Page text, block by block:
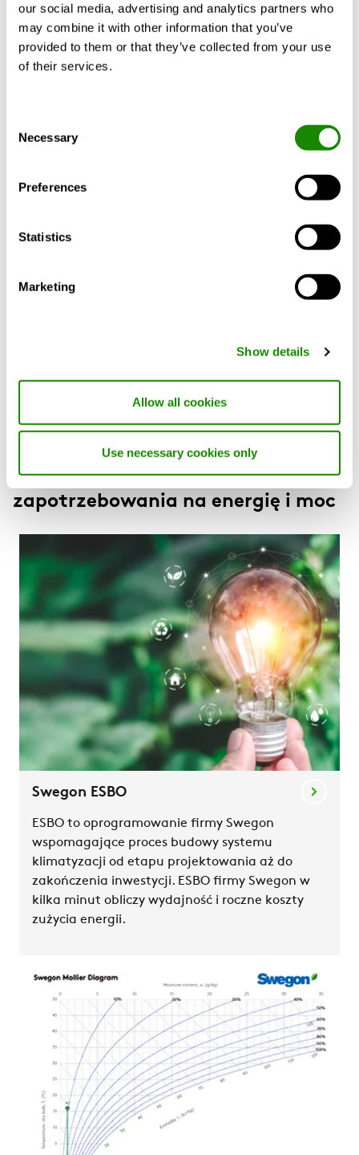
our social media, advertising and analytics partners who
may combine it with other information that you’ve
provided to them or that they’ve collected from your use
of their services.
Selection
Necessary
Preferences
Statistics
Marketing
Show details
Allow all cookies
Use necessary cookies only
Narzędzie do doboru elementów wyposażenia
kanałowego - tłumików akustycznych do
kanałów okrągłych i prostokątnych.
Narzędzie projektowe wykorzystuje superszybką
automatyzację, aby projektować produkty
szybciej niż kiedykolwiek wcześniej.
Oprogramowanie obliczania
zapotrzebowania na energię i moc
Swegon ESBO
ESBO to oprogramowanie firmy Swegon
wspomagające proces budowy systemu
klimatyzacji od etapu projektowania aż do
zakończenia inwestycji. ESBO firmy Swegon w
kilka minut obliczy wydajność i roczne koszty
zużycia energii.